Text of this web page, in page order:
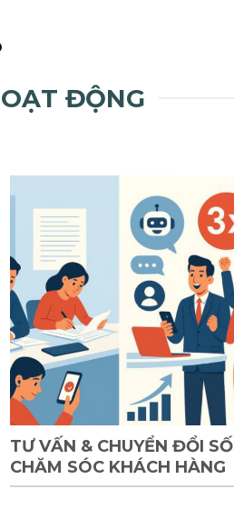
ĐỘNG
TƯ VẤN & CHUYỂN ĐỔI SỐ
CHĂM SÓC KHÁCH HÀNG